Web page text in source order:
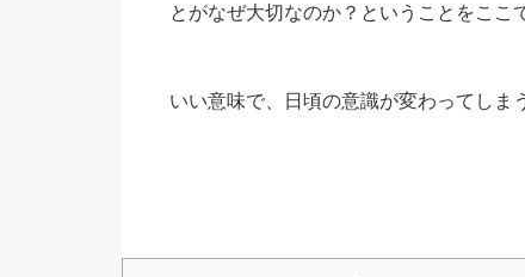
とがなぜ大切なのか？ということをここ
いい意味で、日頃の意識が変わってしま